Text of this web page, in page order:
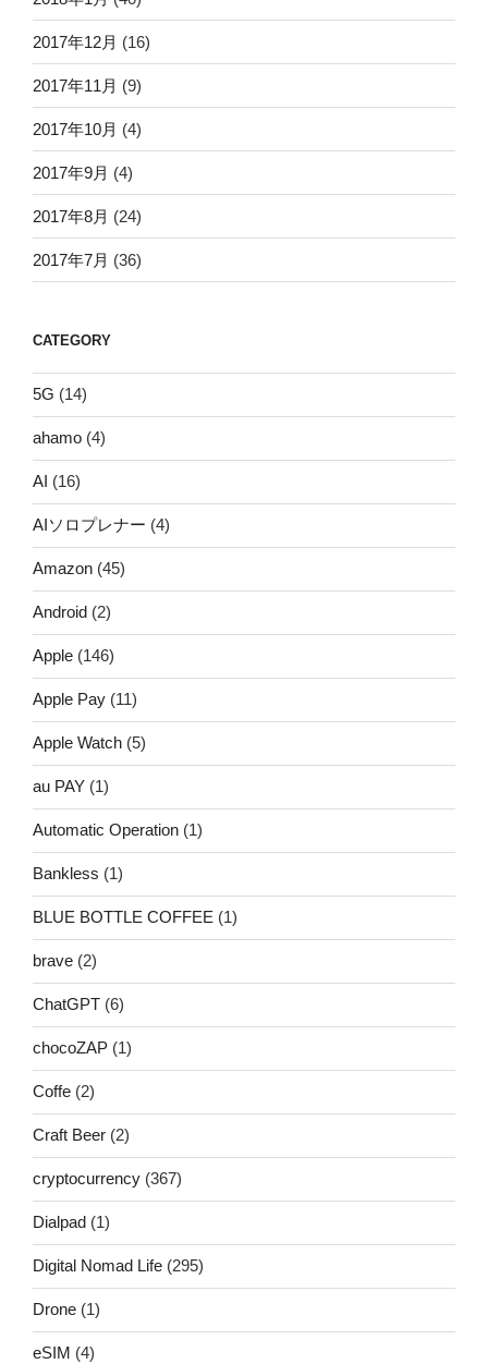
2017年12月 (16)
2017年11月 (9)
2017年10月 (4)
2017年9月 (4)
2017年8月 (24)
2017年7月 (36)
CATEGORY
5G (14)
ahamo (4)
AI (16)
AIソロプレナー (4)
Amazon (45)
Android (2)
Apple (146)
Apple Pay (11)
Apple Watch (5)
au PAY (1)
Automatic Operation (1)
Bankless (1)
BLUE BOTTLE COFFEE (1)
brave (2)
ChatGPT (6)
chocoZAP (1)
Coffe (2)
Craft Beer (2)
cryptocurrency (367)
Dialpad (1)
Digital Nomad Life (295)
Drone (1)
eSIM (4)